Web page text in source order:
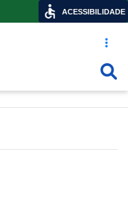
Acesso
ACESSIBILIDADE